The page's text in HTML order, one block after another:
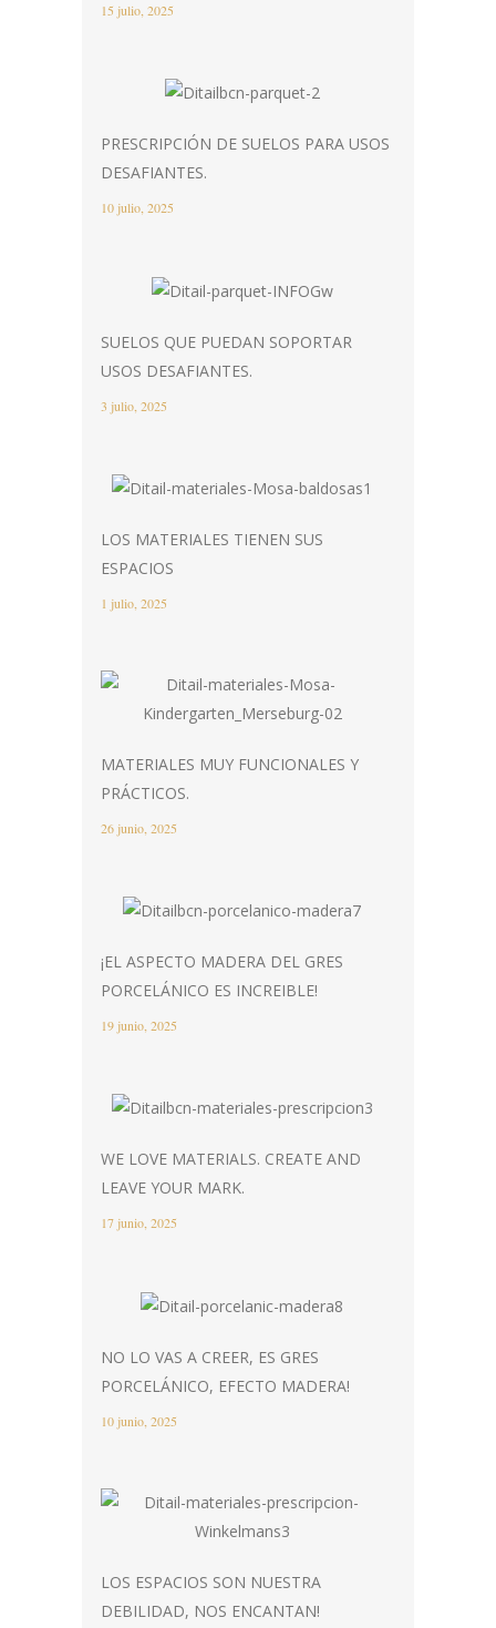
15 julio, 2025
PRESCRIPCIÓN DE SUELOS PARA USOS
DESAFIANTES.
10 julio, 2025
SUELOS QUE PUEDAN SOPORTAR
USOS DESAFIANTES.
3 julio, 2025
LOS MATERIALES TIENEN SUS
ESPACIOS
1 julio, 2025
MATERIALES MUY FUNCIONALES Y
PRÁCTICOS.
26 junio, 2025
¡EL ASPECTO MADERA DEL GRES
PORCELÁNICO ES INCREIBLE!
19 junio, 2025
WE LOVE MATERIALS. CREATE AND
LEAVE YOUR MARK.
17 junio, 2025
NO LO VAS A CREER, ES GRES
PORCELÁNICO, EFECTO MADERA!
10 junio, 2025
LOS ESPACIOS SON NUESTRA
DEBILIDAD, NOS ENCANTAN!